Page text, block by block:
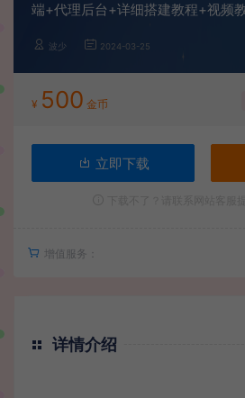
端+代理后台+详细搭建教程+视频
波少 2024-03-25
¥ 500 金币
立即下载
增值服务：
详情介绍